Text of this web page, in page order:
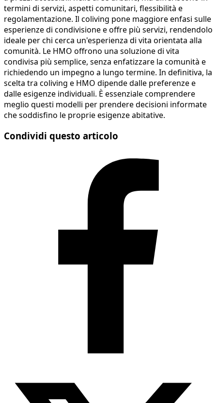
termini di servizi, aspetti comunitari, flessibilità e
regolamentazione. Il coliving pone maggiore enfasi sulle
esperienze di condivisione e offre più servizi, rendendolo
ideale per chi cerca un'esperienza di vita orientata alla
comunità. Le HMO offrono una soluzione di vita
condivisa più semplice, senza enfatizzare la comunità e
richiedendo un impegno a lungo termine. In definitiva, la
scelta tra coliving e HMO dipende dalle preferenze e
dalle esigenze individuali. È essenziale comprendere
meglio questi modelli per prendere decisioni informate
che soddisfino le proprie esigenze abitative.
Condividi questo articolo